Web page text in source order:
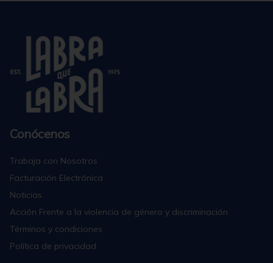
Conócenos
Trabaja con Nosotros
Facturación Electrónica
Noticias
Acción Frente a la violencia de género y discriminación
Términos y condiciones
Política de privacidad